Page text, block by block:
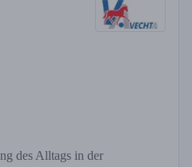
des Alltags in der